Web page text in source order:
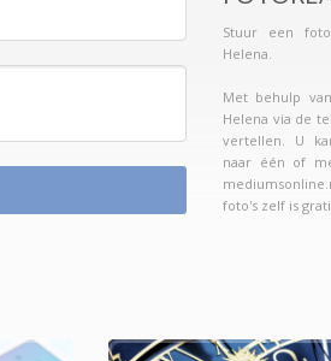
Stuur een
Helena.
Met behulp
Helena via de
vertellen. U
naar één of
foto's zelf is